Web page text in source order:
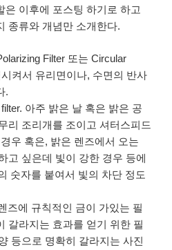
은 이후에 포스팅 하기로 하고
종류와 개념만 소개한다.
Filter 또는 Circular
켜서 유리면이나, 수면의 반사
.
아주 밝은 날 혹은 밝은 공
리 조리개를 조이고 셔터스피드
우 혹은, 밝은 렌즈에서 오는
고 싶은데 빛이 강한 경우 등에
숫자를 붙여서 빛의 차단 정도
즈에 규칙적인 금이 가있는 필
갈라지는 효과를 얻기 위한 필
등으로 명확히 갈라지는 사진